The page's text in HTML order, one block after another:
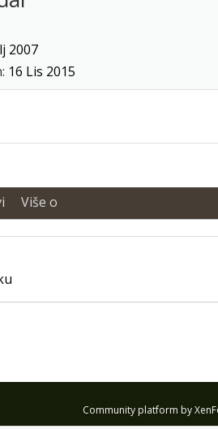
2007
16 Lis 2015
Više o
Community platform by